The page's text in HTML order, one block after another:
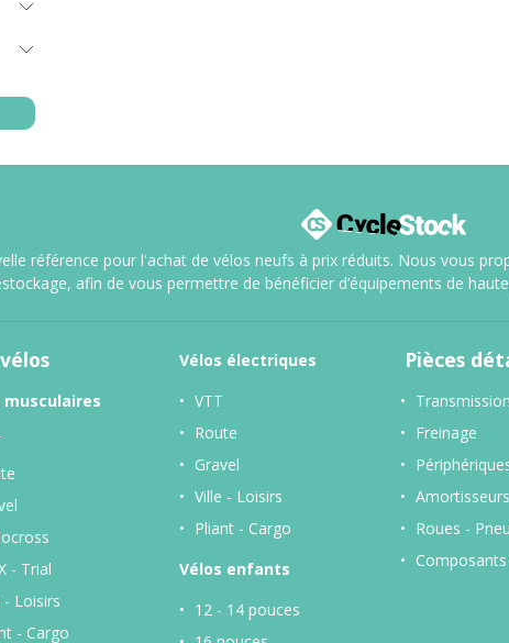
référence pour l'achat de vélos neufs à prix réduits. Nous vous
afin de vous permettre de bénéficier d’équipements de
musculaires
- Trial
- Loisirs
- Cargo
Vélos électriques
VTT
Route
Gravel
Ville - Loisirs
Pliant - Cargo
Vélos enfants
12 - 14 pouces
Pièces
Transmission
Freinage
Amortisseurs
Roues -
Composants